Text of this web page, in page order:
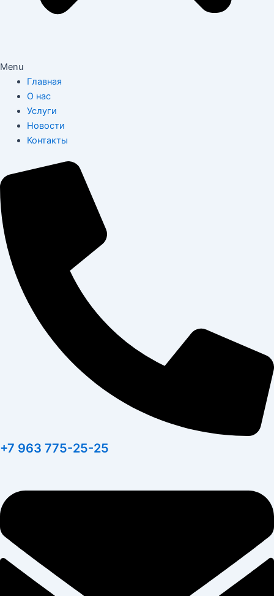
Menu
Главная
О нас
Услуги
Новости
Контакты
+7 963 775-25-25